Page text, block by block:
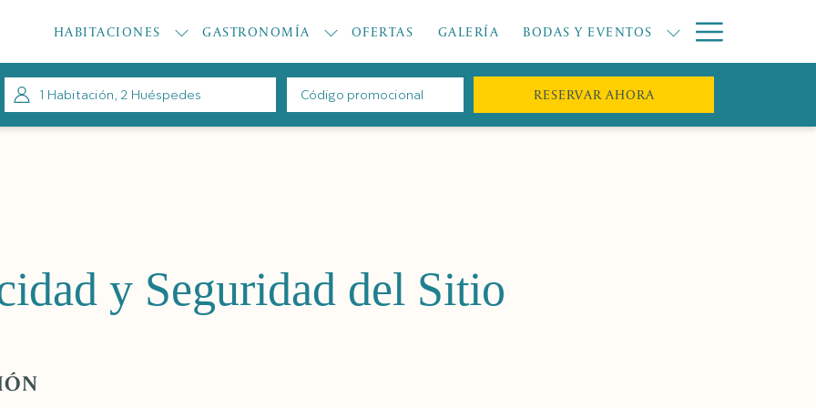
HABITACIONES GASTRONOMÍA OFERTAS GALERÍA BODAS Y EVENTOS
Menu
1 Habitación, 2 Huéspedes
Código
promocional
RESERVAR AHORA
y Seguridad del Sitio